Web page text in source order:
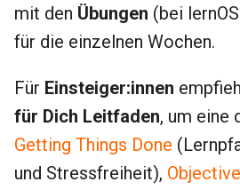
t
i
i
s
mit den Übungen (bei lernOS
für die einzelnen Wochen.
Für Einsteiger:innen
für Dich Leitfaden, um eine
Getting Things Done
und Stressfreiheit),